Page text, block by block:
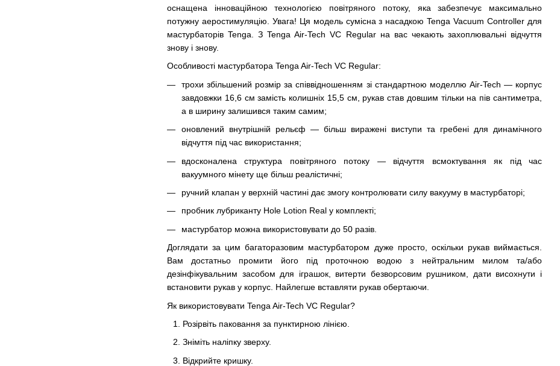
оснащена інноваційною технологією повітряного потоку, яка забезпечує максимально
потужну аеростимуляцію. Увага! Ця модель сумісна з насадкою Tenga Vacuum Controller для
мастурбаторів Tenga. З Tenga Air-Tech VC Regular на вас чекають захоплювальні відчуття
знову і знову.
Особливості мастурбатора Tenga Air-Tech VC Regular:
трохи збільшений розмір за співвідношенням зі стандартною моделлю Air-Tech — корпус
завдовжки 16,6 см замість колишніх 15,5 см, рукав став довшим тільки на пів сантиметра,
а в ширину залишився таким самим;
оновлений внутрішній рельєф — більш виражені виступи та гребені для динамічного
відчуття під час використання;
вдосконалена структура повітряного потоку — відчуття всмоктування як під час
вакуумного мінету ще більш реалістичні;
ручний клапан у верхній частині дає змогу контролювати силу вакууму в мастурбаторі;
пробник лубриканту Hole Lotion Real у комплекті;
мастурбатор можна використовувати до 50 разів.
Доглядати за цим багаторазовим мастурбатором дуже просто, оскільки рукав виймається.
Вам достатньо промити його під проточною водою з нейтральним милом та/або
дезінфікувальним засобом для іграшок, витерти безворсовим рушником, дати висохнути і
встановити рукав у корпус. Найлегше вставляти рукав обертаючи.
Як використовувати Tenga Air-Tech VC Regular?
Розірвіть паковання за пунктирною лінією.
Зніміть наліпку зверху.
Відкрийте кришку.